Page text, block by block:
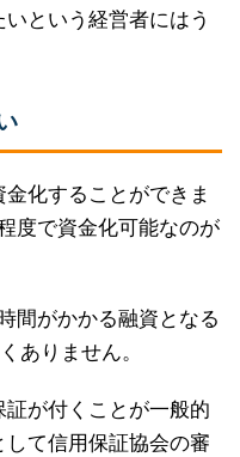
という経営者にはう
化することができま
度で資金化可能なのが
間がかかる融資となる
ありません。
が付くことが一般的
て信用保証協会の審